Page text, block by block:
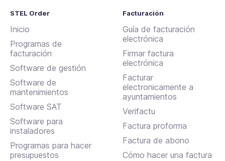
STEL Order
Inicio
Programas de
facturación
Software de gestión
Software de
mantenimientos
Software SAT
Software para
instaladores
Programas para hacer
presupuestos
Facturación
Guía de facturación
electrónica
Firmar factura
electrónica
Facturar
electronicamente a
ayuntamientos
Verifactu
Factura proforma
Factura de abono
Cómo hacer una factura